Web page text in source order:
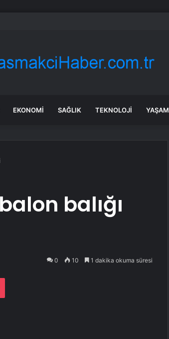
Erdoğan’a teşekkür
EKONOMI SAĞLIK TEKNOLOJI YAŞAM
balığı
0 10 1 dakika okuma süresi
Pocket